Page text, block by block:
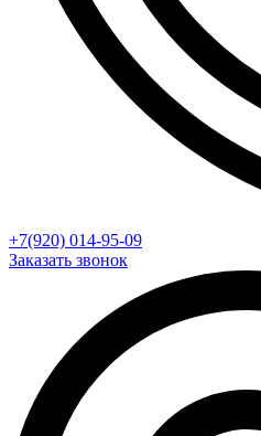
+7(920) 014-95-09
Заказать звонок